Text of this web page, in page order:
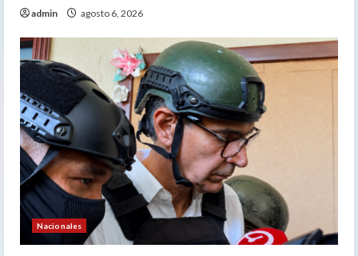
admin agosto 6, 2026
Nacionales